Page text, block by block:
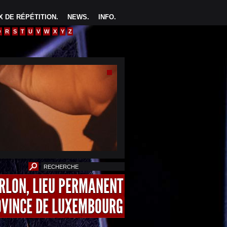
INFO.
NEWS.
DE RÉPÉTITION.
R S T U V W X Y Z
LIEU PERMANENT
DE LUXEMBOURG